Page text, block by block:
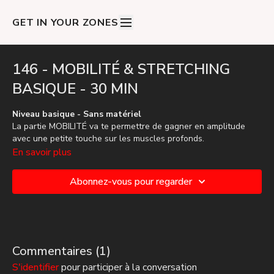
GET IN YOUR ZONES
146 - MOBILITÉ & STRETCHING
BASIQUE - 30 MIN
Niveau basique - Sans matériel
La partie MOBILITÉ va te permettre de gagner en amplitude
avec une petite touche sur les muscles profonds.
Le STRETCHING, qui est complémentaire, a pour objectif
Ces deux corps de séance sont souvent oubliés mais ne sont
pas moins importants que les bouillances habituelles 🧘🏽‍♀️🧘🏼‍♂️
En savoir plus
Abonnez-vous pour regarder
Commentaires (1)
S'identifierpour participer à la conversation